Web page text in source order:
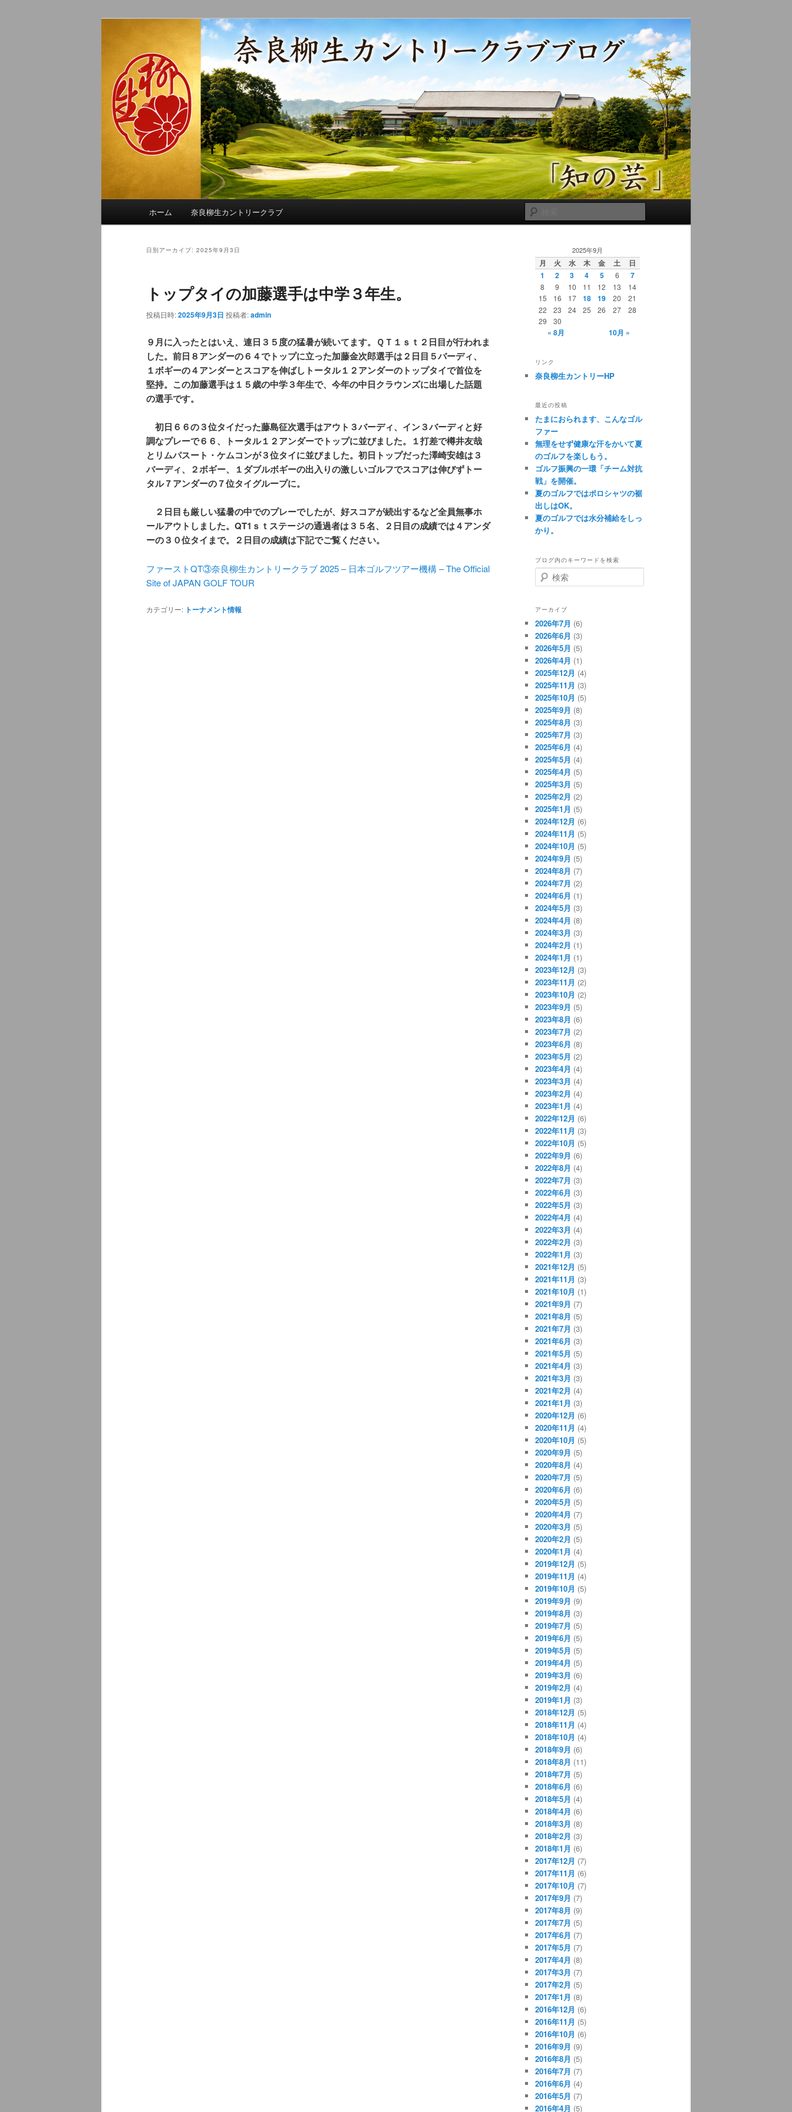
奈良柳生カントリークラブ総支配人ブログ
季節の話題、クラブの出来事、コースの改修・更新作業、ゴルフに関する随筆、喜怒哀楽などを気まぐ
れに発信します。
索
ホーム 奈良柳生カントリークラブ
日別アーカイブ: 2025年9月3日
トップタイの加藤選手は中学３年生。
投稿日時:2025年9月3日 投稿者:admin
９月に入ったとはいえ、連日３５度の猛暑が続いてます。ＱＴ１ｓｔ２日目が行われま
した。前日８アンダーの６４でトップに立った加藤金次郎選手は２日目５バーディ、
１ボギーの４アンダーとスコアを伸ばしトータル１２アンダーのトップタイで首位を
堅持。この加藤選手は１５歳の中学３年生で、今年の中日クラウンズに出場した話題
の選手です。
初日６６の３位タイだった藤島征次選手はアウト３バーディ、イン３バーディと好
調なプレーで６６、トータル１２アンダーでトップに並びました。１打差で樽井友哉
とリムパスート・ケムコンが３位タイに並びました。初日トップだった澤崎安雄は３
バーディ、２ボギー、１ダブルボギーの出入りの激しいゴルフでスコアは伸びずトー
タル７アンダーの７位タイグループに。
２日目も厳しい猛暑の中でのプレーでしたが、好スコアが続出するなど全員無事ホ
ールアウトしました。QT1ｓｔステージの通過者は３５名、２日目の成績では４アンダ
ーの３０位タイまで。２日目の成績は下記でご覧ください。
ファーストQT③奈良柳生カントリークラブ 2025 – 日本ゴルフツアー機構 – The Official
Site of JAPAN GOLF TOUR
カテゴリー: トーナメント情報
2025年9月
月 火 水 木 金 土
日
1
2 3 4 5 6 7
8 9 10 11 12 13
14
15
16 17 18 19 20
21
22
23 24 25 26 27
28
29
30
« 8月 10月 »
リンク
奈良柳生カントリーHP
最近の投稿
たまにおられます、こんなゴル
ファー
無理をせず健康な汗をかいて夏
のゴルフを楽しもう。
ゴルフ振興の一環「チーム対抗
戦」を開催。
夏のゴルフではポロシャツの裾
出しはOK。
夏のゴルフでは水分補給をしっ
かり。
ブログ内のキーワードを検索
検
索
アーカイブ
2026年7月 (6)
2026年6月 (3)
2026年5月 (5)
2026年4月 (1)
2025年12月 (4)
2025年11月 (3)
2025年10月 (5)
2025年9月 (8)
2025年8月 (3)
2025年7月 (3)
2025年6月 (4)
2025年5月 (4)
2025年4月 (5)
2025年3月 (5)
2025年2月 (2)
2025年1月 (5)
2024年12月 (6)
2024年11月 (5)
2024年10月 (5)
2024年9月 (5)
2024年8月 (7)
2024年7月 (2)
2024年6月 (1)
2024年5月 (3)
2024年4月 (8)
2024年3月 (3)
2024年2月 (1)
2024年1月 (1)
2023年12月 (3)
2023年11月 (2)
2023年10月 (2)
2023年9月 (5)
2023年8月 (6)
2023年7月 (2)
2023年6月 (8)
2023年5月 (2)
2023年4月 (4)
2023年3月 (4)
2023年2月 (4)
2023年1月 (4)
2022年12月 (6)
2022年11月 (3)
2022年10月 (5)
2022年9月 (6)
2022年8月 (4)
2022年7月 (3)
2022年6月 (3)
2022年5月 (3)
2022年4月 (4)
2022年3月 (4)
2022年2月 (3)
2022年1月 (3)
2021年12月 (5)
2021年11月 (3)
2021年10月 (1)
2021年9月 (7)
2021年8月 (5)
2021年7月 (3)
2021年6月 (3)
2021年5月 (5)
2021年4月 (3)
2021年3月 (3)
2021年2月 (4)
2021年1月 (3)
2020年12月 (6)
2020年11月 (4)
2020年10月 (5)
2020年9月 (5)
2020年8月 (4)
2020年7月 (5)
2020年6月 (6)
2020年5月 (5)
2020年4月 (7)
2020年3月 (5)
2020年2月 (5)
2020年1月 (4)
2019年12月 (5)
2019年11月 (4)
2019年10月 (5)
2019年9月 (9)
2019年8月 (3)
2019年7月 (5)
2019年6月 (5)
2019年5月 (5)
2019年4月 (5)
2019年3月 (6)
2019年2月 (4)
2019年1月 (3)
2018年12月 (5)
2018年11月 (4)
2018年10月 (4)
2018年9月 (6)
2018年8月 (11)
2018年7月 (5)
2018年6月 (6)
2018年5月 (4)
2018年4月 (6)
2018年3月 (8)
2018年2月 (3)
2018年1月 (6)
2017年12月 (7)
2017年11月 (6)
2017年10月 (7)
2017年9月 (7)
2017年8月 (9)
2017年7月 (5)
2017年6月 (7)
2017年5月 (7)
2017年4月 (8)
2017年3月 (7)
2017年2月 (5)
2017年1月 (8)
2016年12月 (6)
2016年11月 (5)
2016年10月 (6)
2016年9月 (9)
2016年8月 (5)
2016年7月 (7)
2016年6月 (4)
2016年5月 (7)
2016年4月 (5)